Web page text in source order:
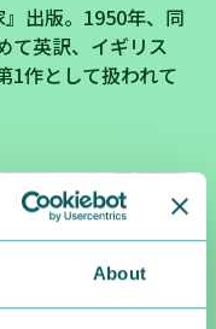
About
出版。1950年、同
て英訳、イギリス
1作として扱われて